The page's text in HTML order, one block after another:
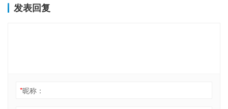
发表回复
*昵称：